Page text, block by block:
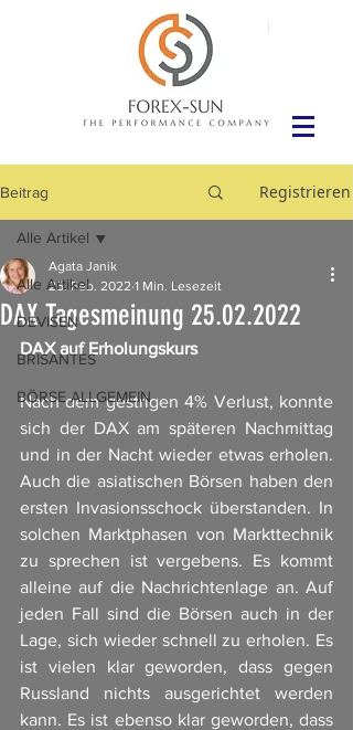
Beitrag Registrieren
Alle Artikel
DEVISEN
BRISANTES
BÖRSE ALLGEMEIN
Alle Artikel
DAX Tagesmeinung 25.02.2022
Agata Janik
25. Feb. 2022 1 Min. Lesezeit
DAX auf Erholungskurs
Nach dem gestrigen 4% Verlust, konnte
sich der DAX am späteren Nachmittag
und in der Nacht wieder etwas erholen.
Auch die asiatischen Börsen haben den
ersten Invasionsschock überstanden. In
solchen Marktphasen von Markttechnik
zu sprechen ist vergebens. Es kommt
alleine auf die Nachrichtenlage an. Auf
jeden Fall sind die Börsen auch in der
Lage, sich wieder schnell zu erholen. Es
ist vielen klar geworden, dass gegen
Russland nichts ausgerichtet werden
kann. Es ist ebenso klar geworden, dass